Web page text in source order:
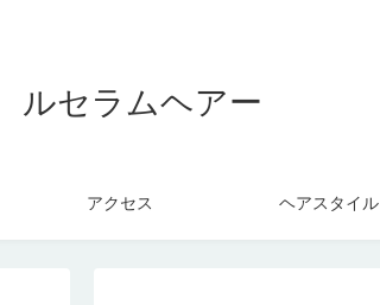
セラムヘアー
アクセス ヘアスタイル